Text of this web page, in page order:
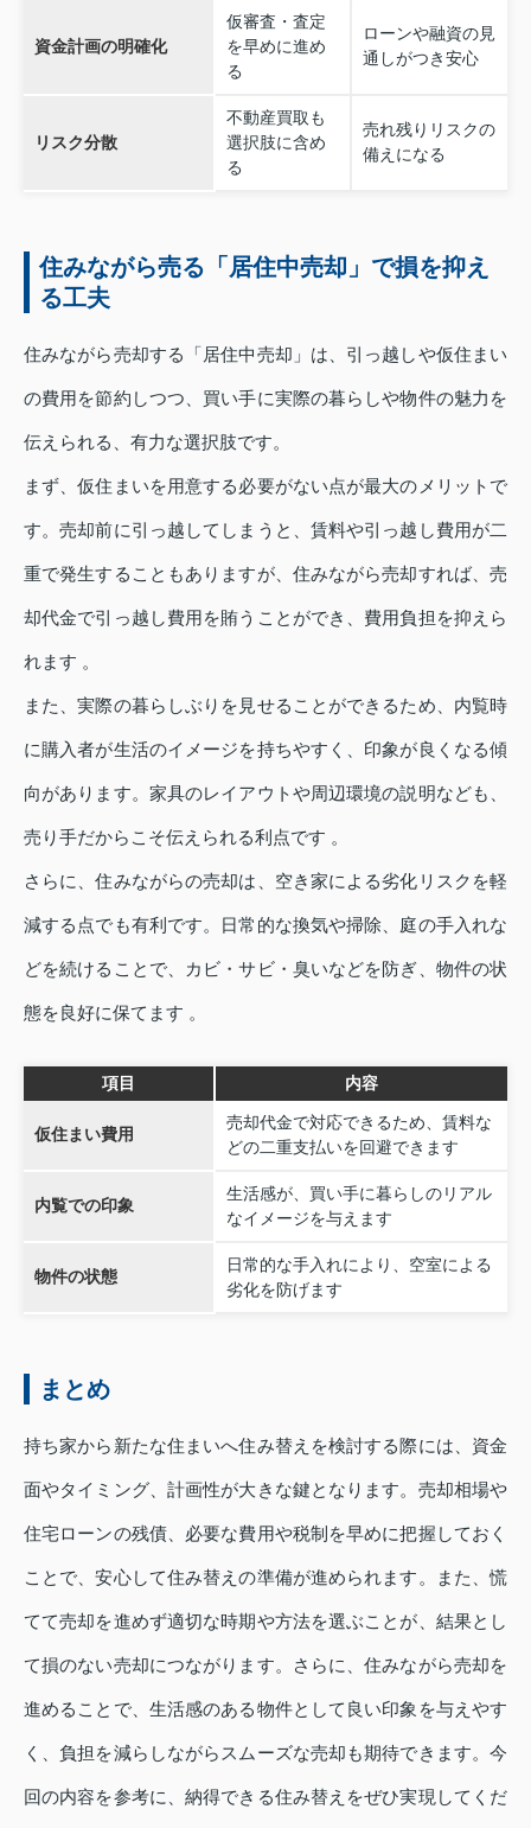
資金計画の明確化
仮審査・査定
を早めに進め
る
ローンや融資の見
通しがつき安心
リスク分散
不動産買取も
選択肢に含め
る
売れ残りリスクの
備えになる
住みながら売る「居住中売却」で損を抑え
る工夫
住みながら売却する「居住中売却」は、引っ越しや仮住まい
の費用を節約しつつ、買い手に実際の暮らしや物件の魅力を
伝えられる、有力な選択肢です。
まず、仮住まいを用意する必要がない点が最大のメリットで
す。売却前に引っ越してしまうと、賃料や引っ越し費用が二
重で発生することもありますが、住みながら売却すれば、売
却代金で引っ越し費用を賄うことができ、費用負担を抑えら
れます 。
また、実際の暮らしぶりを見せることができるため、内覧時
に購入者が生活のイメージを持ちやすく、印象が良くなる傾
向があります。家具のレイアウトや周辺環境の説明なども、
売り手だからこそ伝えられる利点です 。
さらに、住みながらの売却は、空き家による劣化リスクを軽
減する点でも有利です。日常的な換気や掃除、庭の手入れな
どを続けることで、カビ・サビ・臭いなどを防ぎ、物件の状
態を良好に保てます 。
項目 内容
仮住まい費用
売却代金で対応できるため、賃料な
どの二重支払いを回避できます
内覧での印象
生活感が、買い手に暮らしのリアル
なイメージを与えます
物件の状態
日常的な手入れにより、空室による
劣化を防げます
まとめ
持ち家から新たな住まいへ住み替えを検討する際には、資金
面やタイミング、計画性が大きな鍵となります。売却相場や
住宅ローンの残債、必要な費用や税制を早めに把握しておく
ことで、安心して住み替えの準備が進められます。また、慌
てて売却を進めず適切な時期や方法を選ぶことが、結果とし
て損のない売却につながります。さらに、住みながら売却を
進めることで、生活感のある物件として良い印象を与えやす
く、負担を減らしながらスムーズな売却も期待できます。今
回の内容を参考に、納得できる住み替えをぜひ実現してくだ